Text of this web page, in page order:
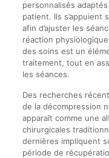
personnalisés
patient. Ils s’appuient
afin d’ajuster les
réaction
des soins est un
traitement, tout en
les séances.
Des recherches
de la décompression
apparaît comme une
chirurgicales
dernières impliquent
période de